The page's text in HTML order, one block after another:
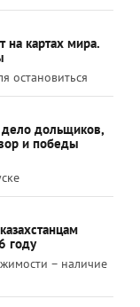
картах мира.
остановиться
дело дольщиков,
и победы
году
– наличие